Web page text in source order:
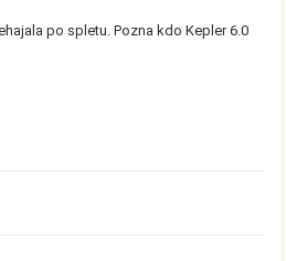
po spletu. Pozna kdo Kepler 6.0